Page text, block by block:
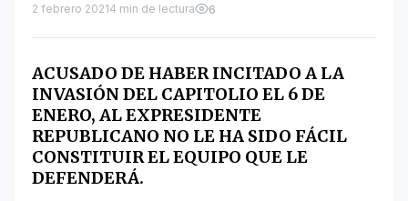
2 febrero 20214 min de lectura 6
ACUSADO DE HABER INCITADO A LA
INVASIÓN DEL CAPITOLIO EL 6 DE
ENERO, AL EXPRESIDENTE
REPUBLICANO NO LE HA SIDO FÁCIL
CONSTITUIR EL EQUIPO QUE LE
DEFENDERÁ.